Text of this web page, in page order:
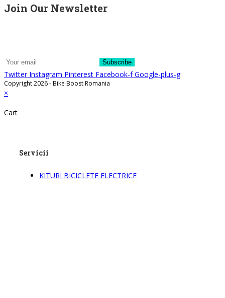
Join Our Newsletter
Subscribe
Twitter Instagram Pinterest Facebook-f Google-plus-g
Copyright 2026 - Bike Boost Romania
×
Cart
Servicii
KITURI BICICLETE ELECTRICE